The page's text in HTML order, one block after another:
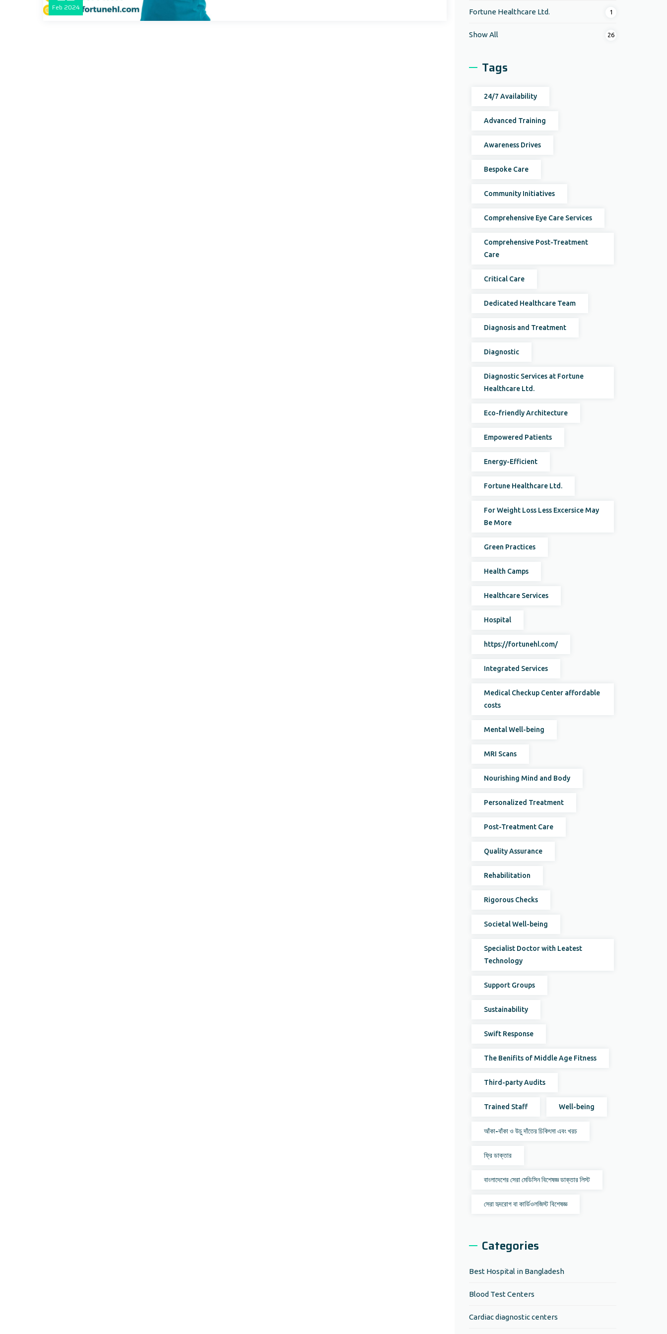
Feb 2024 Fortune Healthcare Ltd. 1
Show All 26
Tags
24/7 Availability
Advanced Training
Awareness Drives
Bespoke Care
Community Initiatives
Comprehensive Eye Care Services
Comprehensive Post-Treatment
Care
Critical Care
Dedicated Healthcare Team
Diagnosis and Treatment
Diagnostic
Diagnostic Services at Fortune
Healthcare Ltd.
Eco-friendly Architecture
Empowered Patients
Energy-Efficient
Fortune Healthcare Ltd.
For Weight Loss Less Excersice May
Be More
Green Practices
Health Camps
Healthcare Services
Hospital
https://fortunehl.com/
Integrated Services
Medical Checkup Center affordable
costs
Mental Well-being
MRI Scans
Nourishing Mind and Body
Personalized Treatment
Post-Treatment Care
Quality Assurance
Rehabilitation
Rigorous Checks
Societal Well-being
Specialist Doctor with Leatest
Technology
Support Groups
Sustainability
Swift Response
The Benifits of Middle Age Fitness
Third-party Audits
Trained Staff Well-being
আঁকা-বাঁকা ও উচু দাঁতের চিকিৎসা এবং খরচ
ফ্রি ডাক্তার
বাংলাদেশের সেরা মেডিসিন বিশেষজ্ঞ ডাক্তার লিস্ট
সেরা হৃদরোগ বা কার্ডিওলজিস্ট বিশেষজ্ঞ
Categories
Best Hospital in Bangladesh
Blood Test Centers
Cardiac diagnostic centers